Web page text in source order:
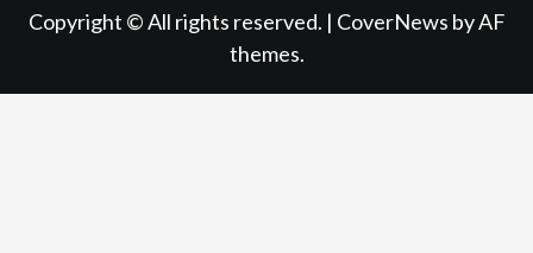
Copyright © All rights reserved. | CoverNews by AF
themes.